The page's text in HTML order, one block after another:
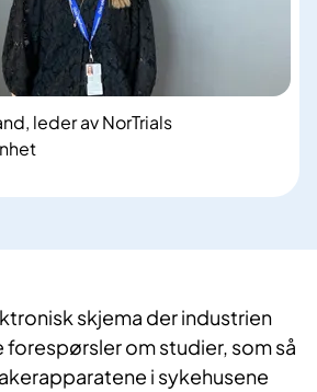
leder av NorTrials
skjema der industrien
forespørsler om studier, som så
i sykehusene